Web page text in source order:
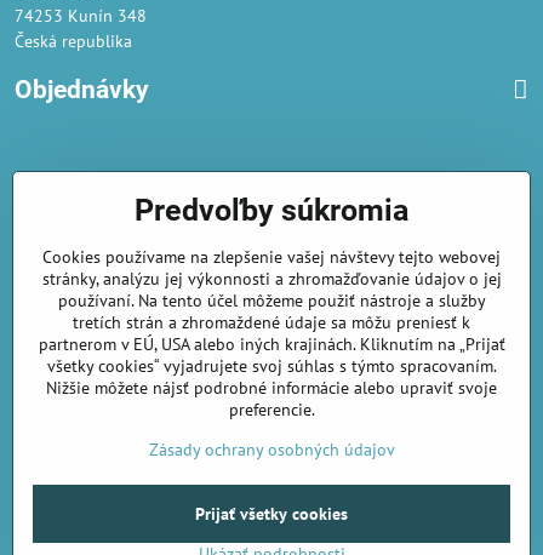
74253 Kunín 348
Česká republika
Objednávky
Podmienky ochrany osobných údajov
Náklady na dodání a doba dodání
Veľkoobchod- značka Gaira®
AmiraShop je registrovaný na Puncovom úrade.
Puncové značkysú k nahliadnuttu.
amirashop.cz/
©2026Copyright
Predvoľby súkromiaZásady ochrany osobných údajov
Predvoľby súkromia
Cookies používame na zlepšenie vašej návštevy tejto webovej
stránky, analýzu jej výkonnosti a zhromažďovanie údajov o jej
používaní. Na tento účel môžeme použiť nástroje a služby
tretích strán a zhromaždené údaje sa môžu preniesť k
partnerom v EÚ, USA alebo iných krajinách. Kliknutím na „Prijať
všetky cookies“ vyjadrujete svoj súhlas s týmto spracovaním.
Nižšie môžete nájsť podrobné informácie alebo upraviť svoje
preferencie.
Zásady ochrany osobných údajov
Prijať všetky cookies